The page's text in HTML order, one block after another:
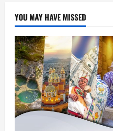
YOU MAY HAVE MISSED